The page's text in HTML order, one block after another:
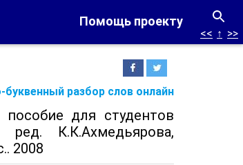
Помощь проекту
разбор слов онлайн
<< ↑ >>
для студентов
ред. К.К.Ахмедьярова,
2008